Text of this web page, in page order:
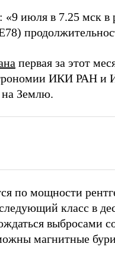
июля в 7.25 мск в
первая за этот
ИКИ РАН
на Землю.
по мощности
класс в
выбросами
магнитные